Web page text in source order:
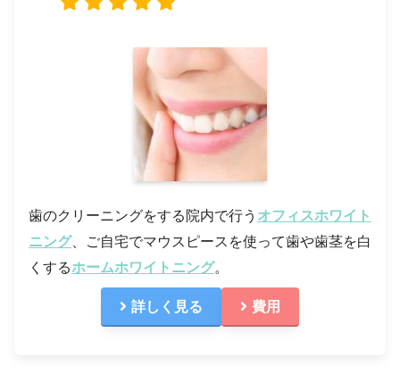
歯のクリーニングをする院内で行う オフィスホワイト
ニング、ご自宅でマウスピースを使って歯や歯茎を白
くするホームホワイトニング。
詳しく見る 費用